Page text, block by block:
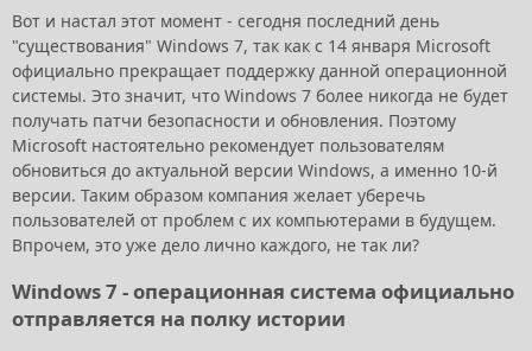
Вот и настал этот момент - сегодня последний день
"существования" Windows 7, так как с 14 января Microsoft
официально прекращает поддержку данной операционной
системы. Это значит, что Windows 7 более никогда не будет
получать патчи безопасности и обновления. Поэтому
Microsoft настоятельно рекомендует пользователям
обновиться до актуальной версии Windows, а именно 10-й
версии. Таким образом компания желает уберечь
пользователей от проблем с их компьютерами в будущем.
Впрочем, это уже дело лично каждого, не так ли?
Windows 7 - операционная система официально
отправляется на полку истории